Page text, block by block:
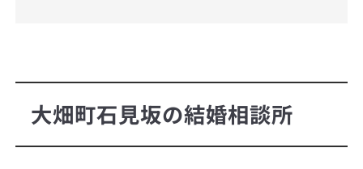
大畑町石見坂の結婚相談所